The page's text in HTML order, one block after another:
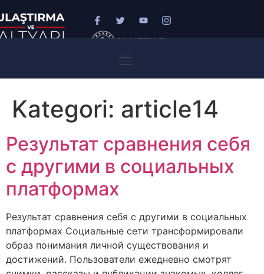
Kategori: article14
Результат сравнения себя
с другими в социальных
платформах
Результат сравнения себя с другими в социальных
платформах Социальные сети трансформировали
образ понимания личной существования и
достижений. Пользователи ежедневно смотрят